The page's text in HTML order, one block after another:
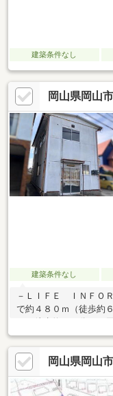
建築条件なし
岡山県岡山
建築条件なし
－ＬＩＦＥ ＩＮＦＯ
で約４８０ｍ（徒歩約
歩約１２分）・マツモ
約１４分）・セブンイ
（徒歩約６分）※道路
岡山県岡山